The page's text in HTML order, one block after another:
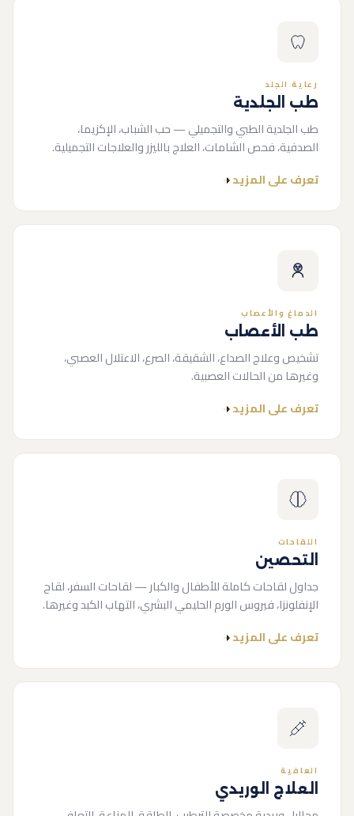
رعاية الجلد
طب الجلدية
طب الجلدية الطبي والتجميلي — حب الشباب، الإكزيما،
الصدفية، فحص الشامات، العلاج بالليزر والعلاجات التجميلية.
تعرف على المزيد
الدماغ والأعصاب
طب الأعصاب
تشخيص وعلاج الصداع، الشقيقة، الصرع، الاعتلال العصبي،
وغيرها من الحالات العصبية.
تعرف على المزيد
اللقاحات
التحصين
جداول لقاحات كاملة للأطفال والكبار — لقاحات السفر، لقاح
الإنفلونزا، فيروس الورم الحليمي البشري، التهاب الكبد وغيرها.
تعرف على المزيد
العافية
العلاج الوريدي